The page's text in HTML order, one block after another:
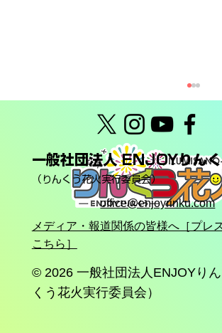
りんくう花火2026終了＆
「大クリーン！りんくう
のお知らせ
一般社団法人 ENJOYりん
（りんくう花火実行委員会）
office@enjoyrinku.com
メディア・報道関係の皆様へ［プレ
こちら］
© 2026 一般社団法人ENJOYり
くう花火実行委員会）